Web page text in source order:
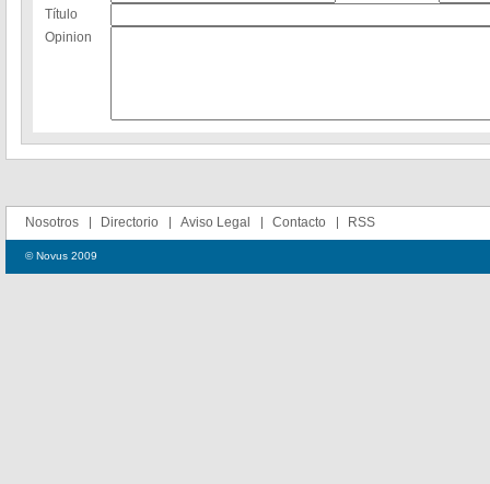
Título
Opinion
Nosotros Directorio Aviso Legal Contacto RSS
© Novus 2009